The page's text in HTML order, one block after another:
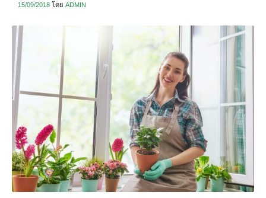
15/09/2018 โดย ADMIN